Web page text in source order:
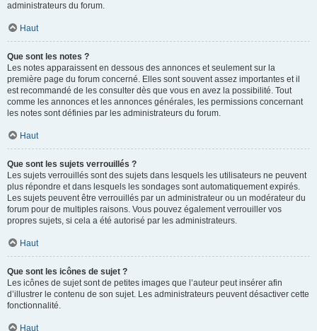
administrateurs du forum.
Haut
Que sont les notes ?
Les notes apparaissent en dessous des annonces et seulement sur la
première page du forum concerné. Elles sont souvent assez importantes et il
est recommandé de les consulter dès que vous en avez la possibilité. Tout
comme les annonces et les annonces générales, les permissions concernant
les notes sont définies par les administrateurs du forum.
Haut
Que sont les sujets verrouillés ?
Les sujets verrouillés sont des sujets dans lesquels les utilisateurs ne peuvent
plus répondre et dans lesquels les sondages sont automatiquement expirés.
Les sujets peuvent être verrouillés par un administrateur ou un modérateur du
forum pour de multiples raisons. Vous pouvez également verrouiller vos
propres sujets, si cela a été autorisé par les administrateurs.
Haut
Que sont les icônes de sujet ?
Les icônes de sujet sont de petites images que l’auteur peut insérer afin
d’illustrer le contenu de son sujet. Les administrateurs peuvent désactiver cette
fonctionnalité.
Haut